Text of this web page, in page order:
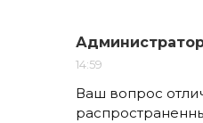
14:59
Ваш вопрос